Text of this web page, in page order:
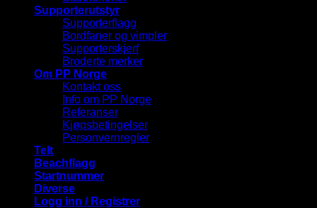
Supporterutstyr
Supporterflagg
Bordfaner og vimpler
Supporterskjerf
Broderte merker
Om PP Norge
Kontakt oss
Info om PP Norge
Referanser
Kjøpsbetingelser
Personvernregler
Telt
Beachflagg
Startnummer
Diverse
Logg inn / Registrer